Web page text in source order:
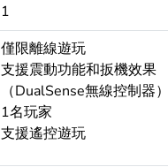
1
僅限離線遊玩
支援震動功能和扳機效果
（DualSense無線控制器）
1名玩家
支援遙控遊玩